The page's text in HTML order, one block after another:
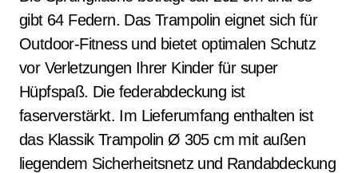
gibt 64 Federn. Das Trampolin eignet sich für
Outdoor-Fitness und bietet optimalen Schutz
vor Verletzungen Ihrer Kinder für super
Hüpfspaß. Die federabdeckung ist
faserverstärkt. Im Lieferumfang enthalten ist
das Klassik Trampolin Ø 305 cm mit außen
liegendem Sicherheitsnetz und Randabdeckung